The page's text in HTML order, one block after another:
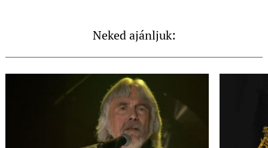
Neked ajánljuk: